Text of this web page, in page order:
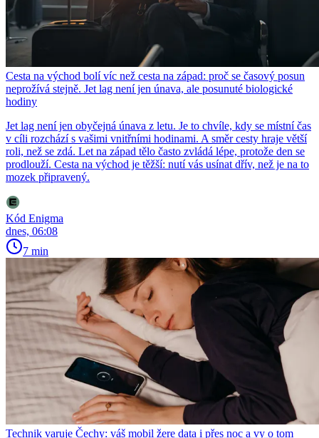
Cesta na východ bolí víc než cesta na západ: proč se časový posun
neprožívá stejně. Jet lag není jen únava, ale posunuté biologické
hodiny
Jet lag není jen obyčejná únava z letu. Je to chvíle, kdy se místní čas
v cíli rozchází s vašimi vnitřními hodinami. A směr cesty hraje větší
roli, než se zdá. Let na západ tělo často zvládá lépe, protože den se
prodlouží. Cesta na východ je těžší: nutí vás usínat dřív, než je na to
mozek připravený.
Kód Enigma
dnes, 06:08
7 min
Technik varuje Čechy: váš mobil žere data i přes noc a vy o tom